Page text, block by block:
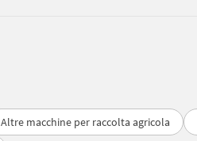
Altre macchine per raccolta agricola